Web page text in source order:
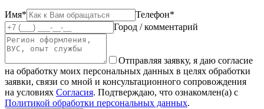
Имя*
Телефон*
Город / комментарий
Отправляя заявку, я даю согласие
на обработку моих персональных данных в целях обработки
заявки, связи со мной и консультационного сопровождения
на условиях Согласия. Подтверждаю, что ознакомлен(а) с
Политикой обработки персональных данных.